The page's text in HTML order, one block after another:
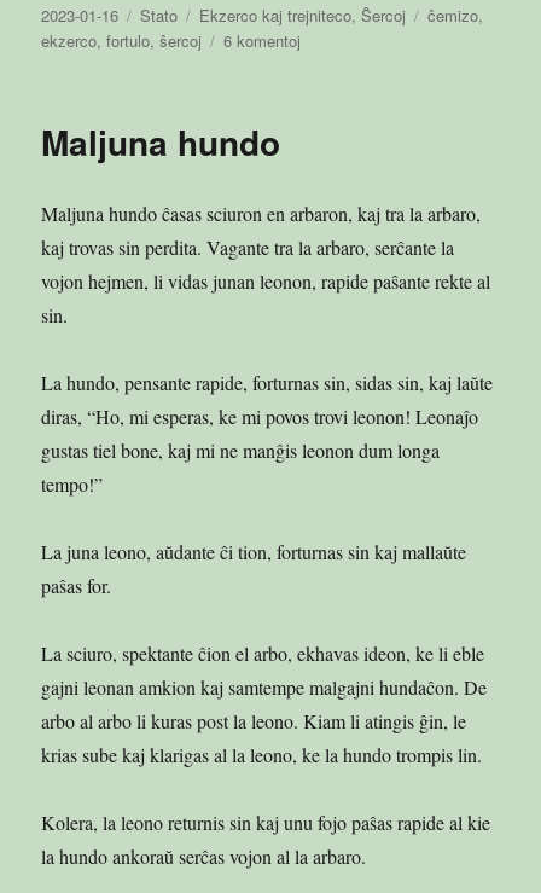
Publikigita
en
2023-01-16 Aranĝo
Stato Kategorioj
Ekzerco kaj trejniteco,Ŝercoj Etikedoj
ĉemizo,
ekzerco,fortulo,ŝercoj 6 komentoj
Maljuna hundo
Maljuna hundo ĉasas sciuron en arbaron, kaj tra la arbaro,
kaj trovas sin perdita. Vagante tra la arbaro, serĉante la
vojon hejmen, li vidas junan leonon, rapide paŝante rekte al
sin.
La hundo, pensante rapide, forturnas sin, sidas sin, kaj laŭte
diras, “Ho, mi esperas, ke mi povos trovi leonon! Leonaĵo
gustas tiel bone, kaj mi ne manĝis leonon dum longa
tempo!”
La juna leono, aŭdante ĉi tion, forturnas sin kaj mallaŭte
paŝas for.
La sciuro, spektante ĉion el arbo, ekhavas ideon, ke li eble
gajni leonan amkion kaj samtempe malgajni hundaĉon. De
arbo al arbo li kuras post la leono. Kiam li atingis ĝin, le
krias sube kaj klarigas al la leono, ke la hundo trompis lin.
Kolera, la leono returnis sin kaj unu fojo paŝas rapide al kie
la hundo ankoraŭ serĉas vojon al la arbaro.